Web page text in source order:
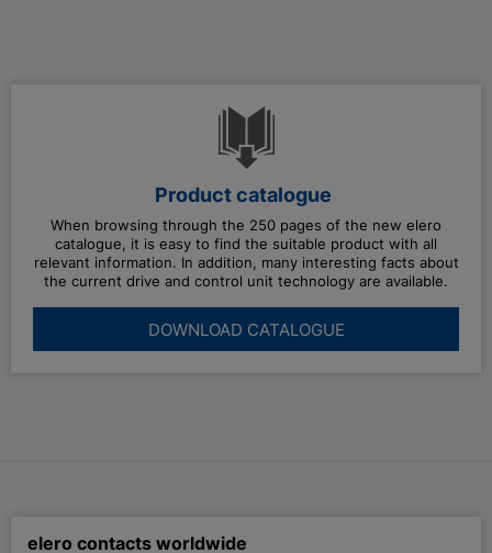
Product catalogue
When browsing through the 250 pages of the new elero
catalogue, it is easy to find the suitable product with all
relevant information. In addition, many interesting facts about
the current drive and control unit technology are available.
DOWNLOAD CATALOGUE
elero contacts worldwide